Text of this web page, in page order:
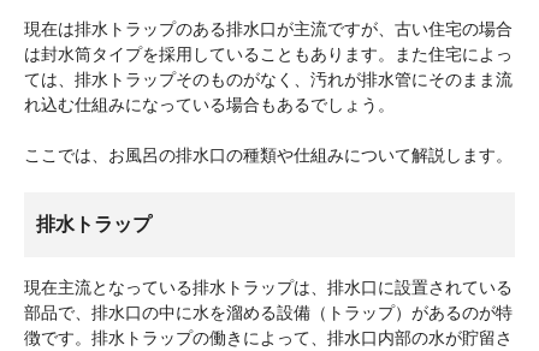
現在は排水トラップのある排水口が主流ですが、古い住宅の場合
は封水筒タイプを採用していることもあります。また住宅によっ
ては、排水トラップそのものがなく、汚れが排水管にそのまま流
れ込む仕組みになっている場合もあるでしょう。
ここでは、お風呂の排水口の種類や仕組みについて解説します。
排水トラップ
現在主流となっている排水トラップは、排水口に設置されている
部品で、排水口の中に水を溜める設備（トラップ）があるのが特
徴です。排水トラップの働きによって、排水口内部の水が貯留さ